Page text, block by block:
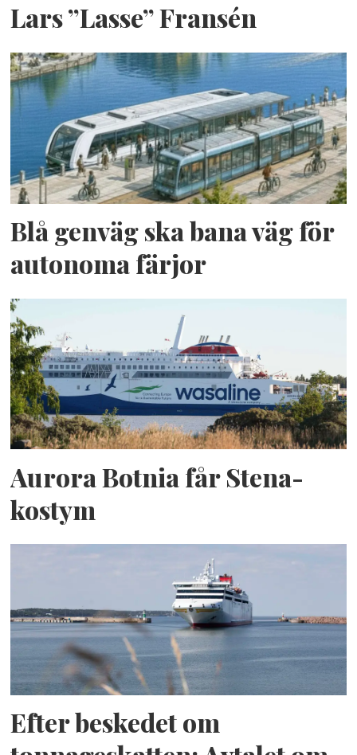
Lars ”Lasse” Fransén
Blå genväg ska bana väg för
autonoma färjor
Aurora Botnia får Stena-
kostym
Efter beskedet om